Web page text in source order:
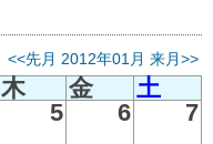
<<先月 2012年01月 来月>>
木 金
土
5 6
7